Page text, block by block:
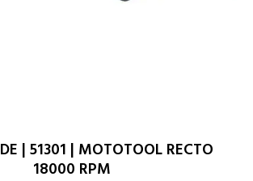
| 51301 | MOTOTOOL RECTO
18000 RPM